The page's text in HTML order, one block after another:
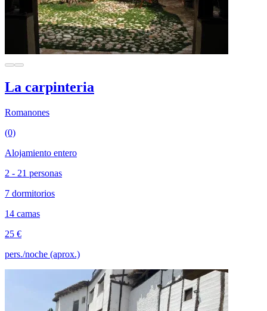
La carpinteria
Romanones
(0)
Alojamiento entero
2 - 21 personas
7 dormitorios
14 camas
25 €
pers./noche (aprox.)